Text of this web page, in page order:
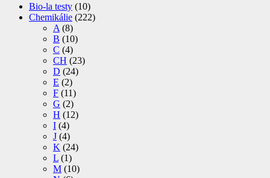
Bio-la testy (10)
Chemikálie (222)
A (8)
B (10)
C (4)
CH (23)
D (24)
E (2)
F (11)
G (2)
H (12)
I (4)
J (4)
K (24)
L (1)
M (10)